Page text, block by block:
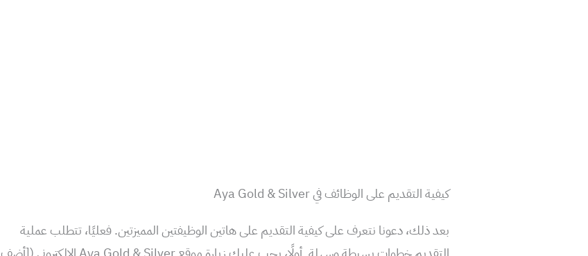
كيفية التقديم على الوظائف في Aya Gold & Silver
بعد ذلك، دعونا نتعرف على كيفية التقديم على هاتين الوظيفتين المميزتين. فعليًا، تتطلب عملية